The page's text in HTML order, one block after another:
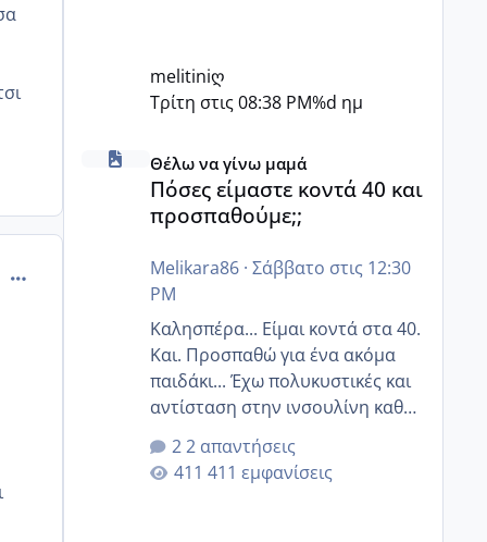
comment_1245372
melitiniღ
Τρίτη στις 08:38 PM%d ημ
Πόσες είμαστε κοντά 40 και προσπαθούμε;;
Θέλω να γίνω μαμά
Πόσες είμαστε κοντά 40 και
προσπαθούμε;;
Melikara86· Σάββατο στις 12:30
PM
Καλησπέρα... Είμαι κοντά στα 40.
Και. Προσπαθώ για ένα ακόμα
παιδάκι... Έχω πολυκυστικές και
αντίσταση στην ινσουλίνη καθώς
και χάσιμοτο! Έχω λίγα κιλά
παραπάνω και όσο κ αν
προσπαθώ δεν χάνω εύκολα!
2 απαντήσεις
411 εμφανίσεις